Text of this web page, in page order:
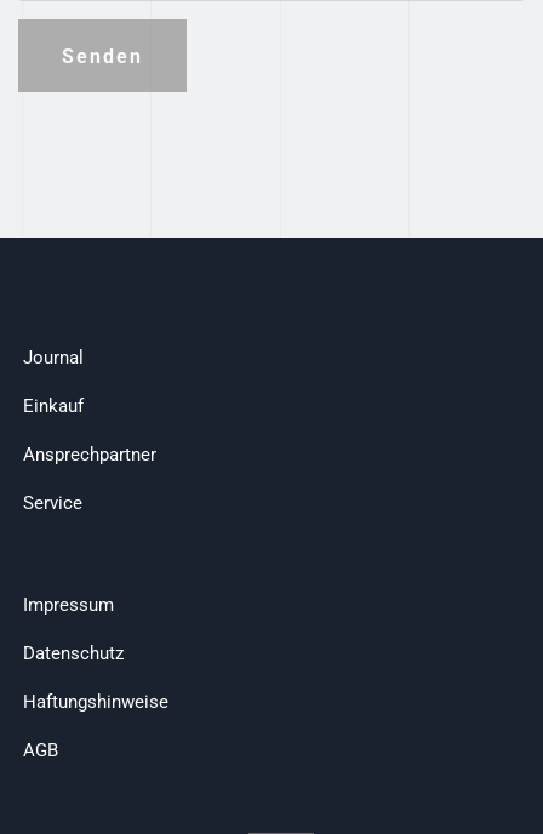
Senden
Journal
Einkauf
Ansprechpartner
Service
Impressum
Datenschutz
Haftungshinweise
AGB